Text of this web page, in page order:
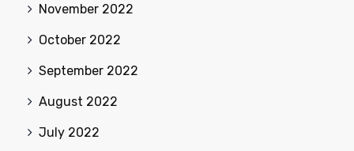
November 2022
October 2022
September 2022
August 2022
July 2022